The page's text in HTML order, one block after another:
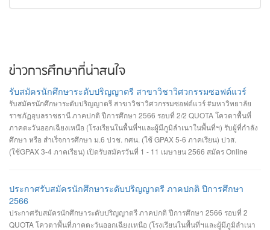
ข่าวการศึกษาที่น่าสนใจ
รับสมัครนักศึกษาระดับปริญญาตรี สาขาวิชาวิศวกรรมซอฟต์แวร์
รับสมัครนักศึกษาระดับปริญญาตรี สาขาวิชาวิศวกรรมซอฟต์แวร์ #มหาวิทยาลัย
ราชภัฏอุบลราชธานี ภาคปกติ ปีการศึกษา 2566 รอบที่ 2/2 QUOTA โควตาพื้นที่
ภาคตะวันออกเฉียงเหนือ (โรงเรียนในพื้นที่ฯและผู้มีภูมิลำเนาในพื้นที่ฯ) รับผู้ที่กำลัง
ศึกษา หรือ สำเร็จการศึกษา ม.6 ปวช. กศน. (ใช้ GPAX 5-6 ภาคเรียน) ปวส.
(ใช้GPAX 3-4 ภาคเรียน) เปิดรับสมัครวันที่ 1 - 11 เมษายน 2566 สมัคร Online
ประกาศรับสมัครนักศึกษาระดับปริญญาตรี ภาคปกติ ปีการศึกษา
2566
ประกาศรับสมัครนักศึกษาระดับปริญญาตรี ภาคปกติ ปีการศึกษา 2566 รอบที่ 2
QUOTA โควตาพื้นที่ภาคตะวันออกเฉียงเหนือ (โรงเรียนในพื้นที่ฯและผู้มีภูมิลำเนา